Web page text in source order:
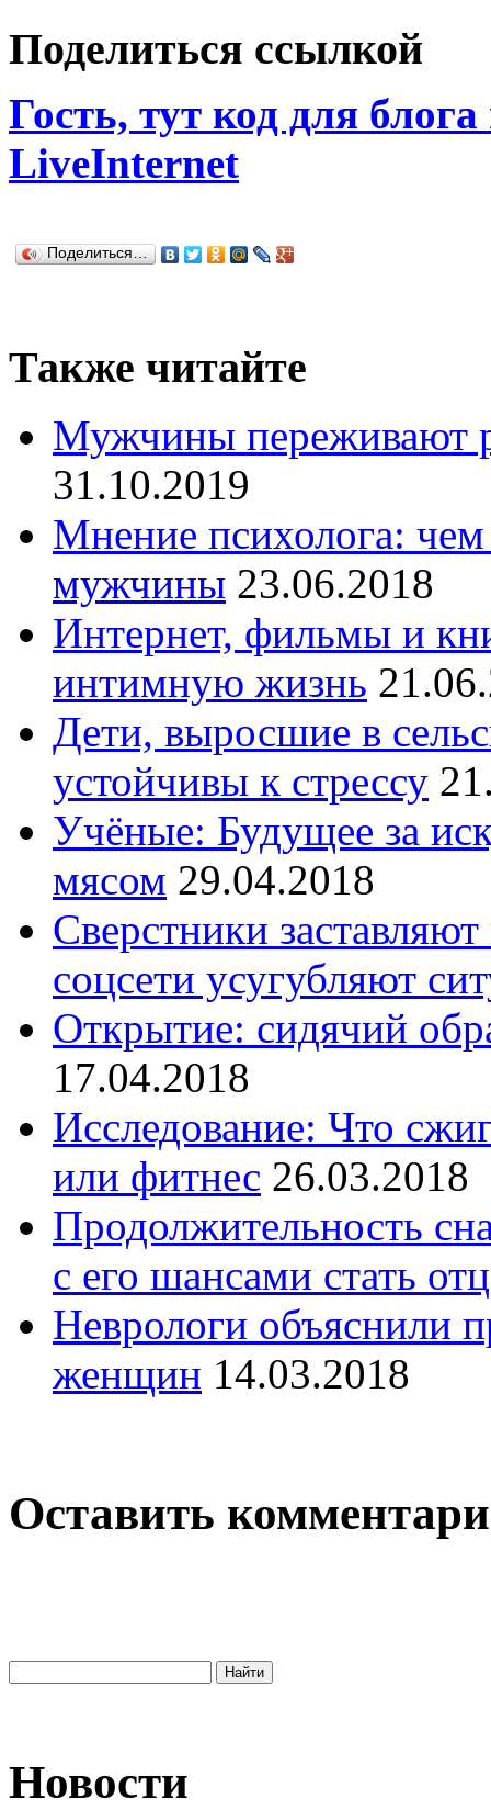
Поделиться ссылкой
Гость, тут код для
LiveInternet
Поделиться…
Также читайте
Мужчины переживают
31.10.2019
Мнение психолога: чем
мужчины 23.06.2018
Интернет, фильмы и
интимную жизнь
Дети, выросшие в
устойчивы к стрессу
Учёные: Будущее за
мясом 29.04.2018
Сверстники
соцсети усугубляют
Открытие: сидячий
17.04.2018
Исследование: Что
или фитнес 26.03.2018
Продолжительность
с его шансами стать
Неврологи объяснили
женщин 14.03.2018
Оставить
Новости